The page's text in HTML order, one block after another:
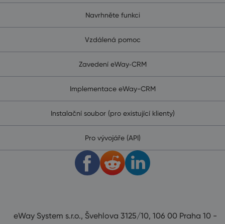
Navrhněte funkci
Vzdálená pomoc
Zavedení eWay‑CRM
Implementace eWay-CRM
Instalační soubor (pro existující klienty)
Pro vývojáře (API)
eWay System s.r.o., Švehlova 3125/10, 106 00 Praha 10 -